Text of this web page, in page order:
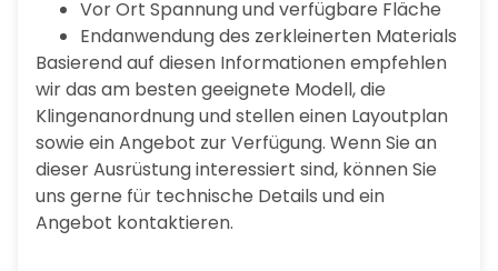
Vor Ort Spannung und verfügbare Fläche
Endanwendung des zerkleinerten Materials
Basierend auf diesen Informationen empfehlen
wir das am besten geeignete Modell, die
Klingenanordnung und stellen einen Layoutplan
sowie ein Angebot zur Verfügung. Wenn Sie an
dieser Ausrüstung interessiert sind, können Sie
uns gerne für technische Details und ein
Angebot kontaktieren.